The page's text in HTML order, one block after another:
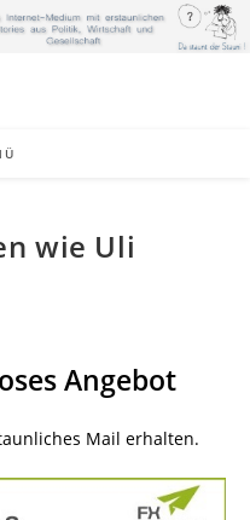
wie Uli
Angebot
Mail erhalten.